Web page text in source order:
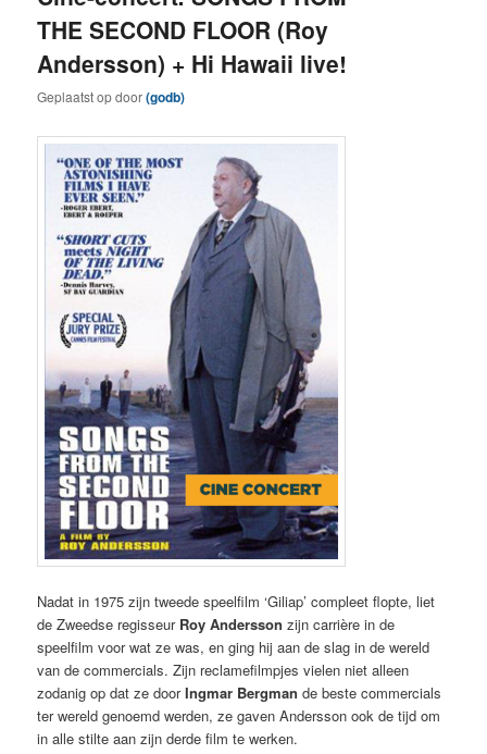
THE SECOND FLOOR (Roy
Andersson) + Hi Hawaii live!
Geplaatst opdoor(godb)
Nadat in 1975 zijn tweede speelfilm ‘Giliap’ compleet flopte, liet
de Zweedse regisseur Roy Andersson zijn carrière in de
speelfilm voor wat ze was, en ging hij aan de slag in de wereld
van de commercials. Zijn reclamefilmpjes vielen niet alleen
zodanig op dat ze doorIngmar Bergman de beste commercials
ter wereld genoemd werden, ze gaven Andersson ook de tijd om
in alle stilte aan zijn derde film te werken.